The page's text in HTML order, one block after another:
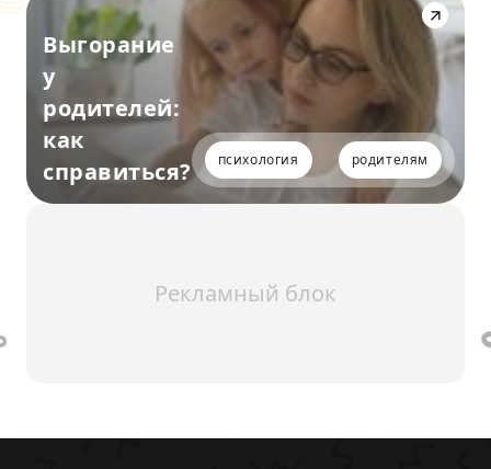
Выгорание
у
родителей:
как
справиться?
психология родителям
Рекламный блок